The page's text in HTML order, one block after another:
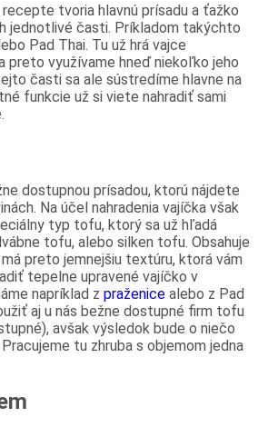
tvoria hlavnú prísadu a ťažko
jednotlivé časti. Príkladom takýchto
Pad Thai. Tu už hrá vajce
preto využívame hneď niekoľko jeho
časti sa ale sústredíme hlavne na
funkcie už si viete nahradiť sami
dostupnou prísadou, ktorú nájdete
Na účel nahradenia vajíčka však
typ tofu, ktorý sa už hľadá
tofu, alebo silken tofu. Obsahuje
preto jemnejšiu textúru, ktorá vám
tepelne upravené vajíčko v
napríklad z praženice alebo z Pad
aj u nás bežne dostupné firm tofu
avšak výsledok bude o niečo
tu zhruba s objemom jedna